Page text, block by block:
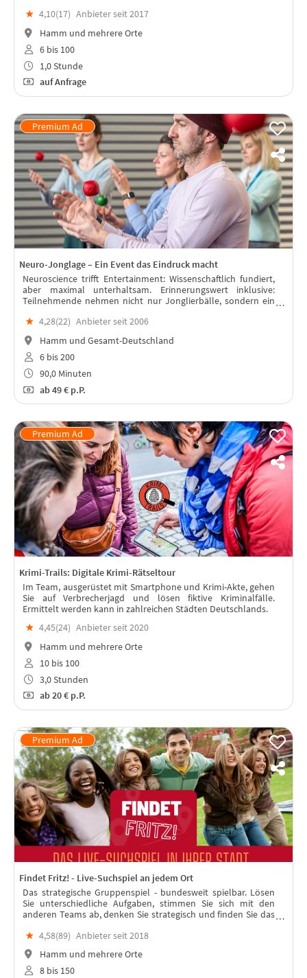
★ 4,10(17) Anbieter seit 2017
Hamm und mehrere Orte
6 bis 100
1,0 Stunde
auf Anfrage
Neuro-Jonglage – Ein Event das Eindruck macht
Neuroscience trifft Entertainment: Wissenschaftlich fundiert,
aber maximal unterhaltsam. Erinnerungswert inklusive:
Teilnehmende nehmen nicht nur Jonglierbälle, sondern ein
★ 4,28(22) Anbieter seit 2006
Hamm und Gesamt-Deutschland
6 bis 200
90,0 Minuten
ab49 € p.P.
Krimi-Trails: Digitale Krimi-Rätseltour
Im Team, ausgerüstet mit Smartphone und Krimi-Akte, gehen
Sie auf Verbrecherjagd und lösen fiktive Kriminalfälle.
Ermittelt werden kann in zahlreichen Städten Deutschlands.
★ 4,45(24) Anbieter seit 2020
Hamm und mehrere Orte
10 bis 100
3,0 Stunden
ab20 € p.P.
Findet Fritz! - Live-Suchspiel an jedem Ort
Das strategische Gruppenspiel - bundesweit spielbar. Lösen
Sie unterschiedliche Aufgaben, stimmen Sie sich mit den
anderen Teams ab, denken Sie strategisch und finden Sie das
★ 4,58(89) Anbieter seit 2018
Hamm und mehrere Orte
8 bis 150